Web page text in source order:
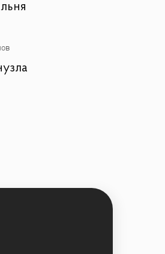
большого города.